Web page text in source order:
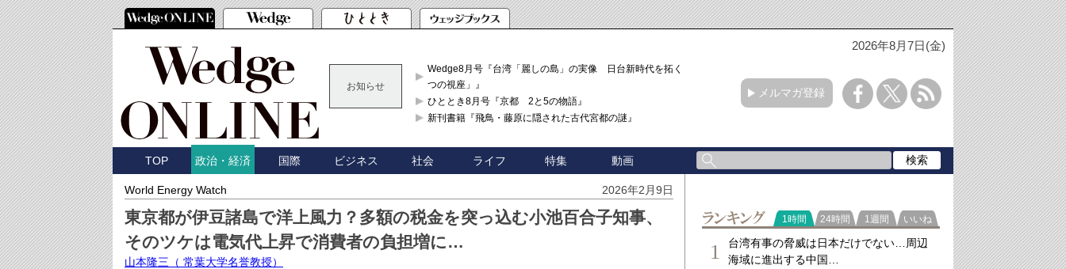
2026年8月7日(金)
お知らせ
Wedge8月号『台湾「麗しの島」の実像 日台新時代を拓く「3
つの視座」』
ひととき8月号『京都 2と5の物語』
新刊書籍『飛鳥・藤原に隠された古代宮都の謎』
メルマガ登録
TOP 政治・経済 国際 ビジネス 社会 ライフ 特集 動画
World Energy Watch 2026年2月9日
東京都が伊豆諸島で洋上風力？多額の税金を突っ込む小池百合子知事、
そのツケは電気代上昇で消費者の負担増に…
山本隆三 （ 常葉大学名誉教授）
ランキング
1時間 24時間 1週間 いいね
1
台湾有事の脅威は日本だけでない…周辺
海域に進出する中国…